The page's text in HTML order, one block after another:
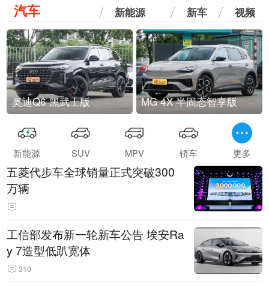
汽车 新能源 新车 视频
奥迪Q6 黑武士版 MG 4X 半固态智享版
新能源 SUV MPV 轿车 更多
五菱代步车全球销量正式突破300
万辆
工信部发布新一轮新车公告 埃安Ra
y 7造型低趴宽体
310